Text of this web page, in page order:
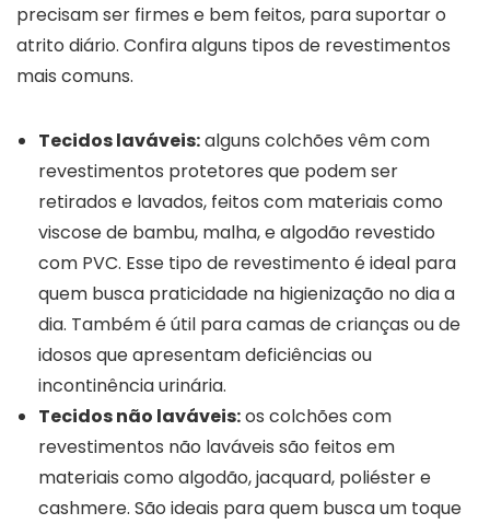
precisam ser firmes e bem feitos, para suportar o
atrito diário. Confira alguns tipos de revestimentos
mais comuns.
Tecidos laváveis:alguns colchões vêm com
revestimentos protetores que podem ser
retirados e lavados, feitos com materiais como
viscose de bambu, malha, e algodão revestido
com PVC. Esse tipo de revestimento é ideal para
quem busca praticidade na higienização no dia a
dia. Também é útil para camas de crianças ou de
idosos que apresentam deficiências ou
incontinência urinária.
Tecidos não laváveis:os colchões com
revestimentos não laváveis são feitos em
materiais como algodão, jacquard, poliéster e
cashmere. São ideais para quem busca um toque